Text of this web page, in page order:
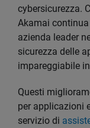
cybersicurezza.
Akamai
azienda leader
sicurezza delle
impareggiabile
Questi
per applicazioni
servizio di